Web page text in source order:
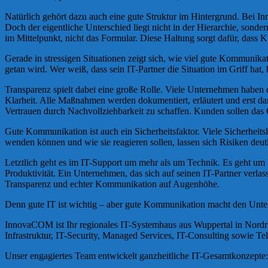
Natürlich gehört dazu auch eine gute Struktur im Hintergrund. Bei
Doch der eigentliche Unterschied liegt nicht in der Hierarchie,
im Mittelpunkt, nicht das Formular. Diese Haltung sorgt dafür, dass
Gerade in stressigen Situationen zeigt sich, wie viel gute
getan wird. Wer weiß, dass sein IT-Partner die Situation im Griff
Transparenz spielt dabei eine große Rolle. Viele Unternehmen
Klarheit. Alle Maßnahmen werden dokumentiert, erläutert und erst
Vertrauen durch Nachvollziehbarkeit zu schaffen. Kunden sollen
Gute Kommunikation ist auch ein Sicherheitsfaktor. Viele
wenden können und wie sie reagieren sollen, lassen sich Risiken
Letztlich geht es im IT-Support um mehr als um Technik. Es geht
Produktivität. Ein Unternehmen, das sich auf seinen IT-Partner
Transparenz und echter Kommunikation auf Augenhöhe.
Denn gute IT ist wichtig – aber gute Kommunikation macht den
InnovaCOM ist Ihr regionales IT-Systemhaus aus Wuppertal in
Infrastruktur, IT-Security, Managed Services, IT-Consulting sowie
Unser engagiertes Team entwickelt ganzheitliche IT-